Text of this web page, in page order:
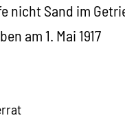
nicht Sand im
am 1. Mai 1917